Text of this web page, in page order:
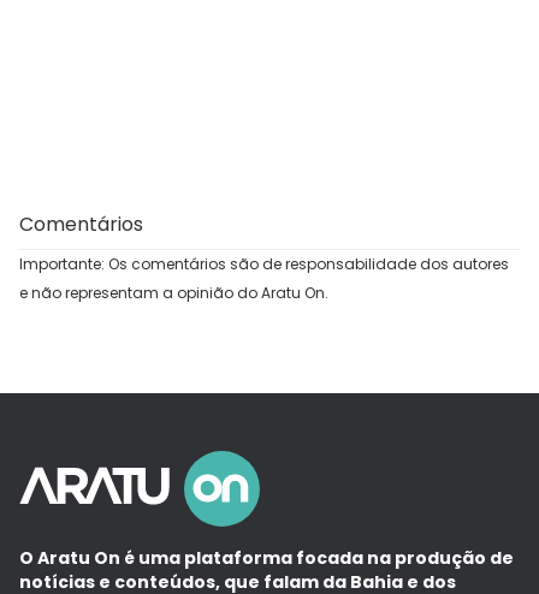
Comentários
Importante: Os comentários são de responsabilidade dos autores
e não representam a opinião do Aratu On.
O Aratu On é uma plataforma focada na produção de
notícias e conteúdos, que falam da Bahia e dos